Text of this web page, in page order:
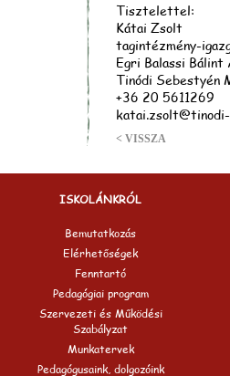
Tisztelettel:
Kátai Zsolt
tagintézmény-
Egri Balassi
Tinódi Sebestyén
+36 20 5611269
< VISSZA
ISKOLÁNKRÓL
Bemutatkozás
Elérhetőségek
Fenntartó
Pedagógiai program
Szervezeti és Működési
Szabályzat
Munkatervek
Pedagógusaink, dolgozóink